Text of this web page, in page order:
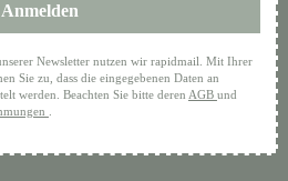
Anmelden
Newsletter nutzen wir rapidmail. Mit Ihrer
Sie zu, dass die eingegebenen Daten an
werden. Beachten Sie bitte deren AGB und